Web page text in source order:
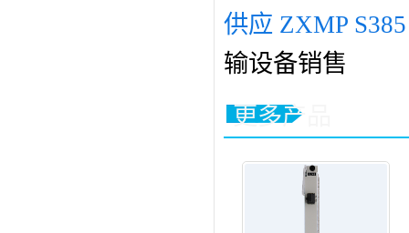
供应 ZXMP S385
输设备销售
更多产品